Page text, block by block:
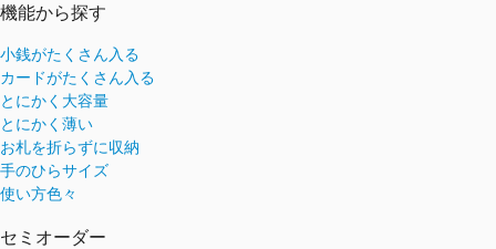
機能から探す
小銭がたくさん入る
カードがたくさん入る
とにかく大容量
とにかく薄い
お札を折らずに収納
手のひらサイズ
使い方色々
セミオーダー